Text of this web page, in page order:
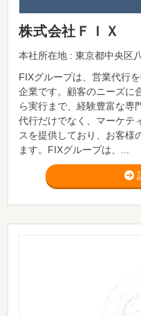
株式会社ＦＩＸ
本社所在地 : 東京都中央区
FIXグループは、営業代行
企業です。顧客のニーズに
ら実行まで、経験豊富な専
代行だけでなく、マーケテ
スを提供しており、お客様
ます。FIXグループは、...